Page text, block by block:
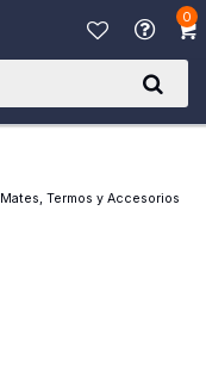
0
Mates, Termos y Accesorios